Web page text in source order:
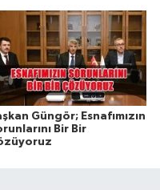
Güngör; Esnafımızın
Bir Bir